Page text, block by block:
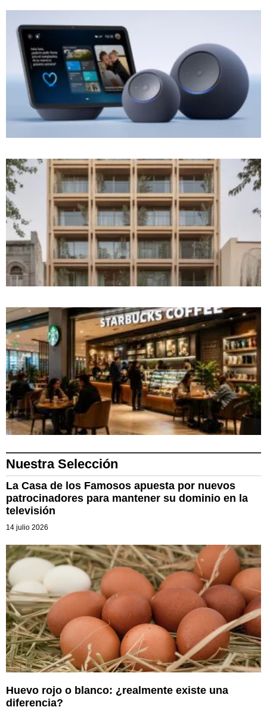
Nuestra Selección
La Casa de los Famosos apuesta por nuevos
patrocinadores para mantener su dominio en la
televisión
14 julio 2026
Huevo rojo o blanco: ¿realmente existe una
diferencia?